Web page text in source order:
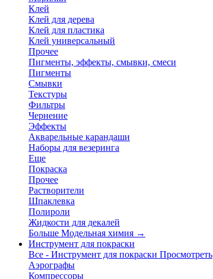
Клей
Клей для дерева
Клей для пластика
Клей универсальный
Прочее
Пигменты, эффекты, смывки, смеси
Пигменты
Смывки
Текстуры
Фильтры
Чернение
Эффекты
Акварельные карандаши
Наборы для везеринга
Еще
Покраска
Прочее
Растворители
Шпаклевка
Полироли
Жидкости для декалей
Больше Модельная химия →
Инструмент для покраски
Все - Инструмент для покраски Просмотреть
Аэрографы
Компрессоры